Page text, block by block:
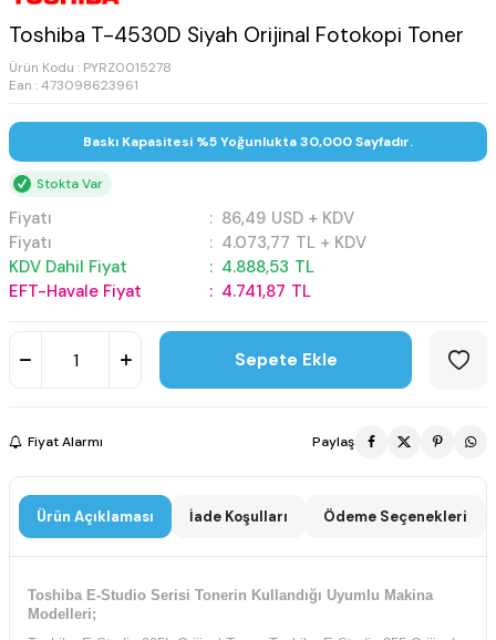
Toshiba T-4530D Siyah Orijinal Fotokopi Toner
Ürün Kodu : PYRZ0015278
Ean : 473098623961
Baskı Kapasitesi %5 Yoğunlukta 30,000 Sayfadır.
Stokta Var
Fiyatı : 86,49 USD + KDV
Fiyatı
: 4.073,77 TL + KDV
KDV Dahil Fiyat
: 4.888,53 TL
EFT-Havale Fiyat
: 4.741,87 TL
Sepete Ekle
Fiyat Alarmı Paylaş
Ürün Açıklaması İade Koşulları Ödeme Seçenekleri
Toshiba E-Studio Serisi Tonerin Kullandığı Uyumlu Makina
Modelleri;